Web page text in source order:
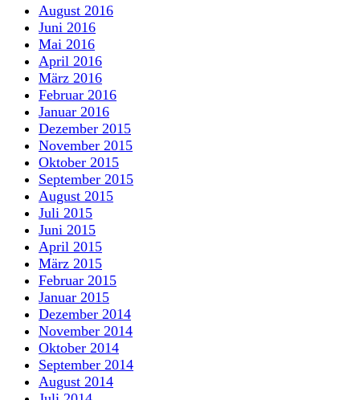
August 2016
Juni 2016
Mai 2016
April 2016
März 2016
Februar 2016
Januar 2016
Dezember 2015
November 2015
Oktober 2015
September 2015
August 2015
Juli 2015
Juni 2015
April 2015
März 2015
Februar 2015
Januar 2015
Dezember 2014
November 2014
Oktober 2014
September 2014
August 2014